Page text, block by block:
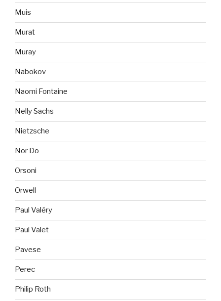
Muis
Murat
Muray
Nabokov
Naomi Fontaine
Nelly Sachs
Nietzsche
Nor Do
Orsoni
Orwell
Paul Valéry
Paul Valet
Pavese
Perec
Philip Roth